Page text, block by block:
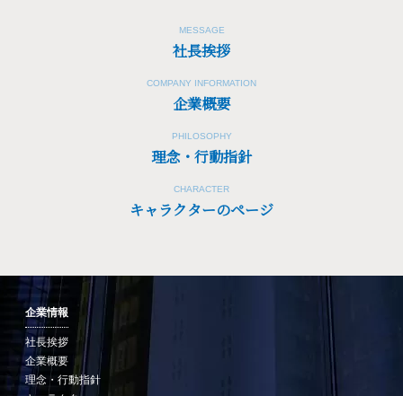
MESSAGE
社長挨拶
COMPANY INFORMATION
企業概要
PHILOSOPHY
理念・行動指針
CHARACTER
キャラクターのページ
企業情報
社長挨拶
企業概要
理念・行動指針